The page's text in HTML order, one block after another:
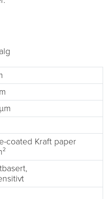
coated Kraft paper